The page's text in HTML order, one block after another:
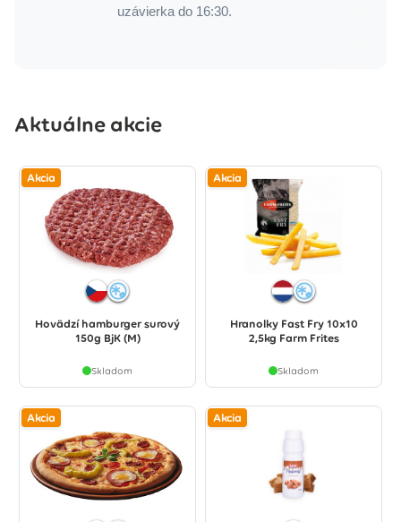
uzávierka do 16:30.
Aktuálne akcie
Akcia
Hovädzí hamburger surový
150g BjK (M)
Skladom
Akcia
Hranolky Fast Fry 10x10
2,5kg Farm Frites
Skladom
Akcia Akcia